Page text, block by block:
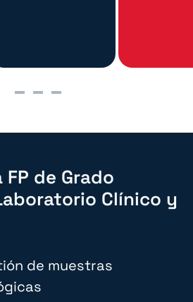
de Grado
Clínico y
de muestras